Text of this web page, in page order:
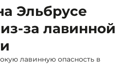
Эльбрусе
за лавинной
лавинную опасность в